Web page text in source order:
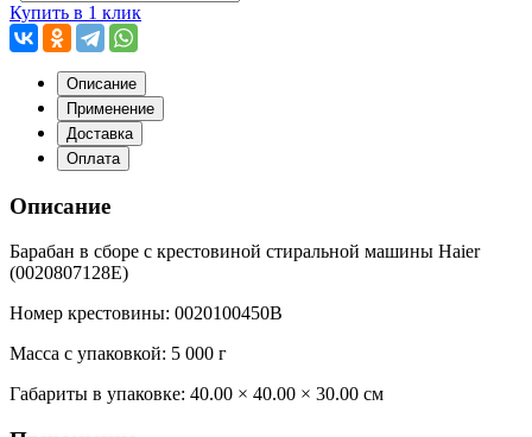
Купить в 1 клик
Описание
Применение
Доставка
Оплата
Описание
Барабан в сборе с крестовиной стиральной машины Haier
(0020807128E)
Номер крестовины: 0020100450B
Масса с упаковкой: 5 000 г
Габариты в упаковке: 40.00 × 40.00 × 30.00 см